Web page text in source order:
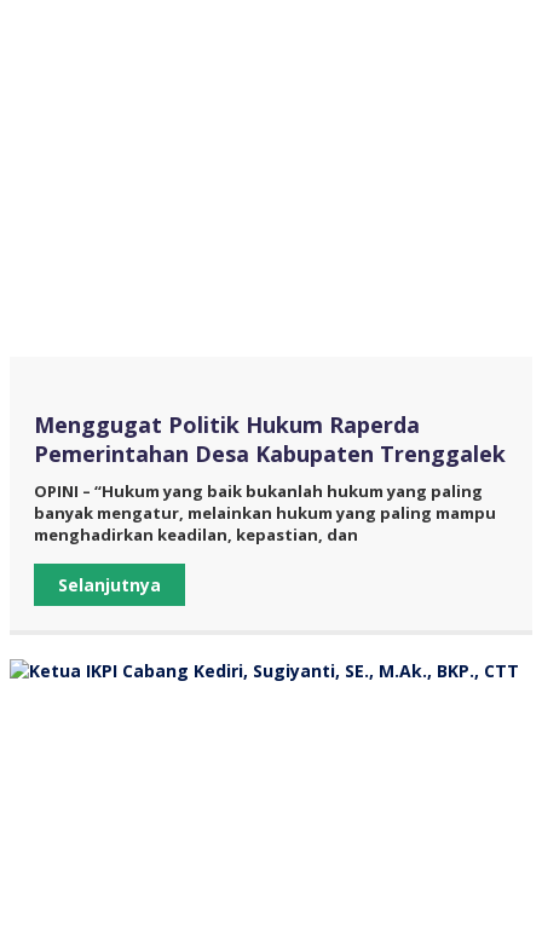
Menggugat Politik Hukum Raperda
Pemerintahan Desa Kabupaten Trenggalek
OPINI – “Hukum yang baik bukanlah hukum yang paling
banyak mengatur, melainkan hukum yang paling mampu
menghadirkan keadilan, kepastian, dan
Selanjutnya